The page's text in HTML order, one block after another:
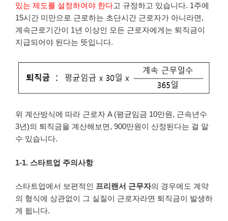
있는 제도를 설정하여야 한다고 규정하고 있습니다. 1주에
15시간 미만으로 근로하는 초단시간 근로자가 아니라면,
계속근로기간이 1년 이상인 모든 근로자에게는 퇴직금이
지급되어야 된다는 뜻입니다.
위 계산방식에 따라 근로자 A (평균임금 10만원, 근속년수
3년)의 퇴직금을 계산해보면, 900만원이 산정된다는 걸 알
수 있습니다.
1-1. 스타트업 주의사항
스타트업에서 보편적인 프리랜서 근무자의 경우에도 계약
의 형식에 상관없이 그 실질이 근로자라면 퇴직금이 발생하
게 됩니다.